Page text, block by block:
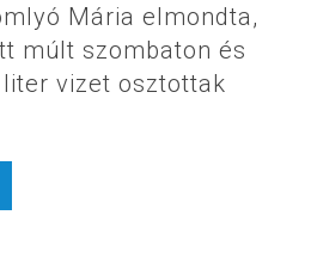
Mária elmondta,
múlt szombaton és
vizet osztottak